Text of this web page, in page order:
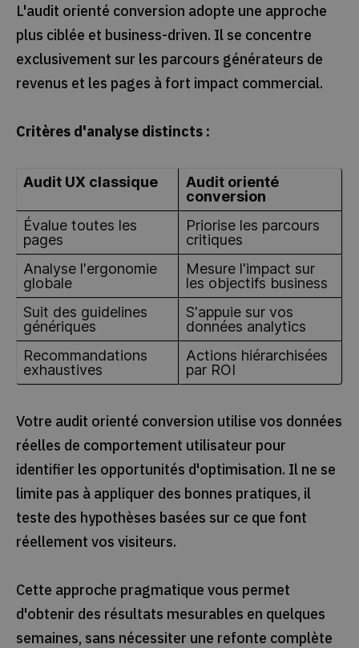
L'audit orienté conversion adopte une approche
plus ciblée et business-driven. Il se concentre
exclusivement sur les parcours générateurs de
revenus et les pages à fort impact commercial.
Critères d'analyse distincts :
Audit UX classique
Audit orienté
conversion
Évalue toutes les
pages
Priorise les parcours
critiques
Analyse l'ergonomie
globale
Mesure l'impact sur
les objectifs business
Suit des guidelines
génériques
S'appuie sur vos
données analytics
Recommandations
exhaustives
Actions hiérarchisées
par ROI
Votre audit orienté conversion utilise vos données
réelles de comportement utilisateur pour
identifier les opportunités d'optimisation. Il ne se
limite pas à appliquer des bonnes pratiques, il
teste des hypothèses basées sur ce que font
réellement vos visiteurs.
Cette approche pragmatique vous permet
d'obtenir des résultats mesurables en quelques
semaines, sans nécessiter une refonte complète